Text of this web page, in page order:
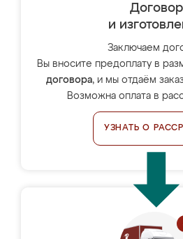
Договор
и
Заключаем
Вы вносите предоплату в
договора, и мы отдаём
Возможна оплата в
УЗНАТЬ О